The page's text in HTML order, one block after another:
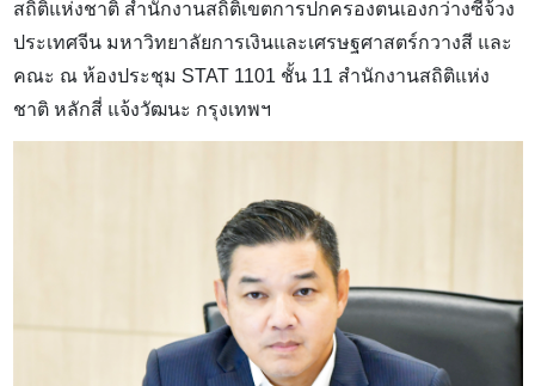
สถิติแห่งชาติ สำนักงานสถิติเขตการปกครองตนเองกว่างซีจ้วง
ประเทศจีน มหาวิทยาลัยการเงินและเศรษฐศาสตร์กวางสี และ
คณะ ณ ห้องประชุม STAT 1101 ชั้น 11 สำนักงานสถิติแห่ง
ชาติ หลักสี่ แจ้งวัฒนะ กรุงเทพฯ